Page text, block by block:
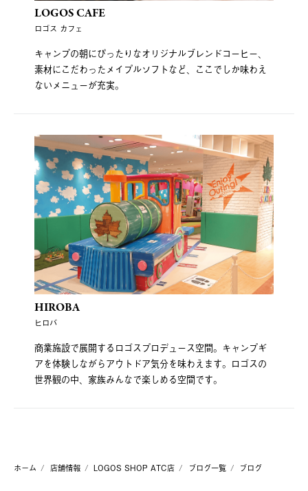
LOGOS CAFE
ロゴス カフェ
キャンプの朝にぴったりなオリジナルブレンドコーヒー、
素材にこだわったメイプルソフトなど、ここでしか味わえ
ないメニューが充実。
HIROBA
ヒロバ
商業施設で展開するロゴスプロデュース空間。キャンプギ
アを体験しながらアウトドア気分を味わえます。ロゴスの
世界観の中、家族みんなで楽しめる空間です。
ホーム 店舗情報 LOGOS SHOP ATC店 ブログ一覧 ブログ